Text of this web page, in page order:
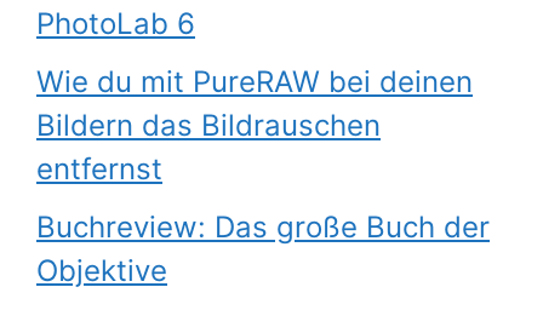
PhotoLab 6
Wie du mit PureRAW bei deinen
Bildern das Bildrauschen
entfernst
Buchreview: Das große Buch der
Objektive